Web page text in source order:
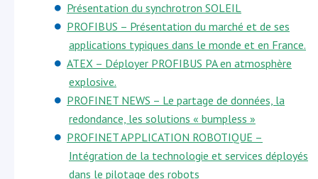
Présentation du synchrotron SOLEIL
PROFIBUS – Présentation du marché et de ses
applications typiques dans le monde et en France.
ATEX – Déployer PROFIBUS PA en atmosphère
explosive.
PROFINET NEWS – Le partage de données, la
redondance, les solutions « bumpless »
PROFINET APPLICATION ROBOTIQUE –
Intégration de la technologie et services déployés
dans le pilotage des robots